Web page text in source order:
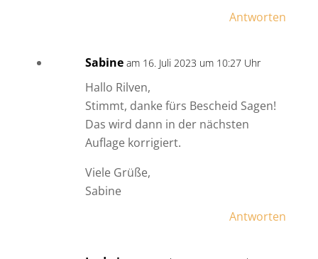
Antworten
Sabine am 16. Juli 2023 um 10:27 Uhr
Hallo Rilven,
Stimmt, danke fürs Bescheid Sagen!
Das wird dann in der nächsten
Auflage korrigiert.
Viele Grüße,
Sabine
Antworten